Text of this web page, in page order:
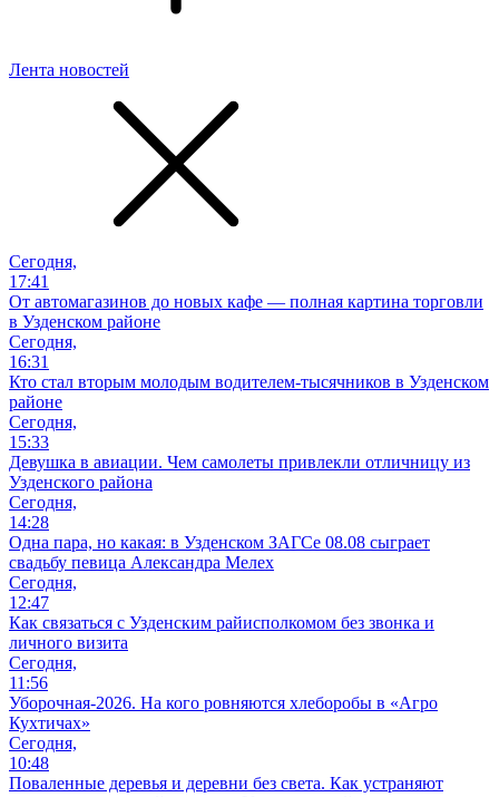
Лента новостей
Сегодня,
17:41
От автомагазинов до новых кафе — полная картина торговли
в Узденском районе
Сегодня,
16:31
Кто стал вторым молодым водителем-тысячников в Узденском
районе
Сегодня,
15:33
Девушка в авиации. Чем самолеты привлекли отличницу из
Узденского района
Сегодня,
14:28
Одна пара, но какая: в Узденском ЗАГСе 08.08 сыграет
свадьбу певица Александра Мелех
Сегодня,
12:47
Как связаться с Узденским райисполкомом без звонка и
личного визита
Сегодня,
11:56
Уборочная-2026. На кого ровняются хлеборобы в «Агро
Кухтичах»
Сегодня,
10:48
Поваленные деревья и деревни без света. Как устраняют